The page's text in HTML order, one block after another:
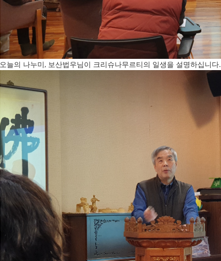
오늘의 나누미, 보산법우님이 크리슈나무르티의 일생을 설명하십니다.